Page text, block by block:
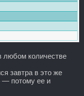
любом количестве
завтра в это же
— потому ее и